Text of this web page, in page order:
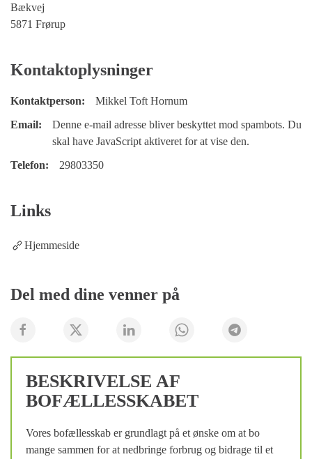
Bækvej
5871 Frørup
Kontaktoplysninger
Kontaktperson:
Mikkel Toft Hornum
Email:
Denne e-mail adresse bliver beskyttet mod spambots. Du
skal have JavaScript aktiveret for at vise den.
Telefon:
29803350
Links
Hjemmeside
Del med dine venner på
BESKRIVELSE AF
BOFÆLLESSKABET
Vores bofællesskab er grundlagt på et ønske om at bo
mange sammen for at nedbringe forbrug og bidrage til et